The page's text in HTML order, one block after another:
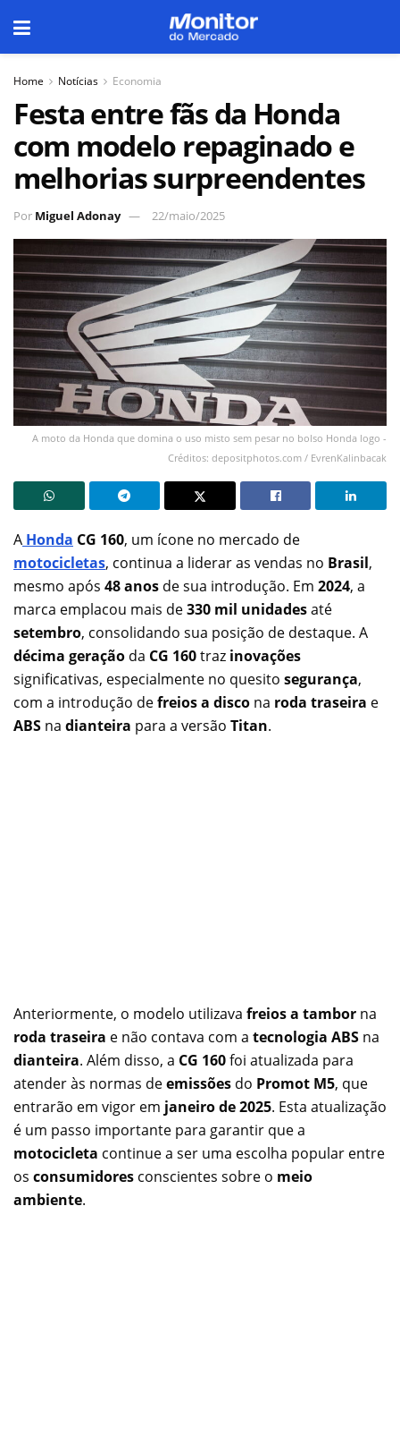
Home Notícias Economia
Festa entre fãs da Honda
com modelo repaginado e
melhorias surpreendentes
Por Miguel Adonay 22/maio/2025
A moto da Honda que domina o uso misto sem pesar no bolso Honda logo -
Créditos: depositphotos.com / EvrenKalinbacak
A Honda CG 160, um ícone no mercado de
motocicletas, continua a liderar as vendas no Brasil,
mesmo após 48 anos de sua introdução. Em 2024, a
marca emplacou mais de330 mil unidadesaté
setembro, consolidando sua posição de destaque. A
décima geração da CG 160traz inovações
significativas, especialmente no quesito segurança,
com a introdução defreios a disco na roda traseira e
ABS na dianteira para a versão Titan.
Anteriormente, o modelo utilizava freios a tambor na
roda traseira e não contava com a tecnologia ABS na
dianteira. Além disso, a CG 160foi atualizada para
atender às normas deemissões do Promot M5, que
entrarão em vigor em janeiro de 2025. Esta atualização
é um passo importante para garantir que a
motocicleta continue a ser uma escolha popular entre
os consumidores conscientes sobre o meio
ambiente.